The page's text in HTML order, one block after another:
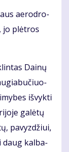
ae­ro­dro­
jo plėtros
Dai­nų
iš­vyk­ti
ga­lė­tų
pa­vyz­džiui,
daug kal­ba­